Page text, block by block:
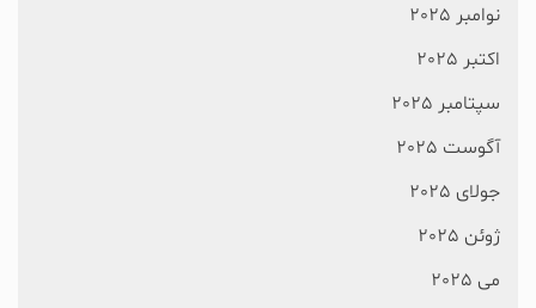
نوامبر 2025
اکتبر 2025
سپتامبر 2025
آگوست 2025
جولای 2025
ژوئن 2025
می 2025